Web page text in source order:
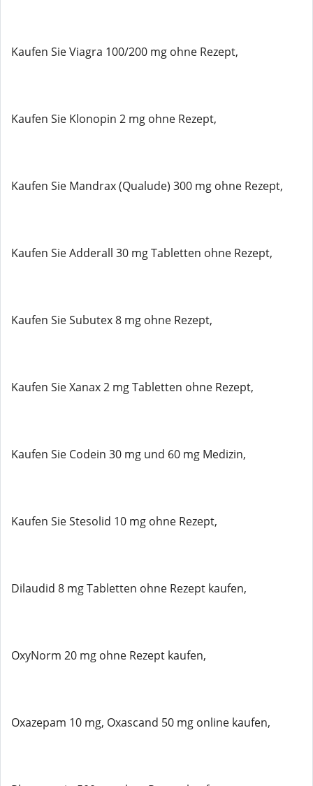
Kaufen Sie Viagra 100/200 mg ohne Rezept,
Kaufen Sie Klonopin 2 mg ohne Rezept,
Kaufen Sie Mandrax (Qualude) 300 mg ohne Rezept,
Kaufen Sie Adderall 30 mg Tabletten ohne Rezept,
Kaufen Sie Subutex 8 mg ohne Rezept,
Kaufen Sie Xanax 2 mg Tabletten ohne Rezept,
Kaufen Sie Codein 30 mg und 60 mg Medizin,
Kaufen Sie Stesolid 10 mg ohne Rezept,
Dilaudid 8 mg Tabletten ohne Rezept kaufen,
OxyNorm 20 mg ohne Rezept kaufen,
Oxazepam 10 mg, Oxascand 50 mg online kaufen,